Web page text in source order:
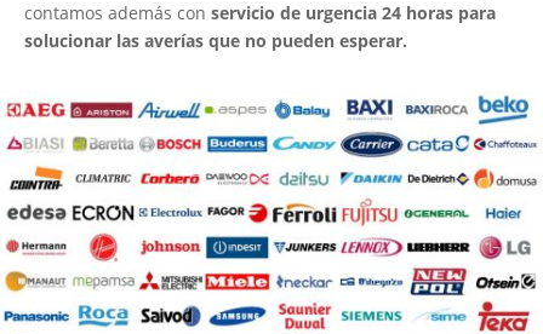
contamos además con servicio de urgencia 24 horas para
solucionar las averías que no pueden esperar.